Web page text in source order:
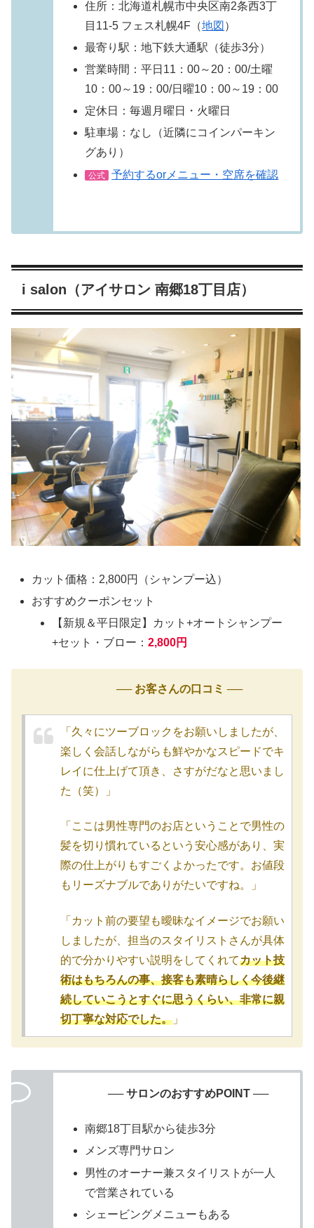
住所：北海道札幌市中央区南2条西3丁
目11-5 フェス札幌4F（地図 ）
最寄り駅：地下鉄大通駅（徒歩3分）
営業時間：平日11：00～20：00/土曜
10：00～19：00/日曜10：00～19：00
定休日：毎週月曜日・火曜日
駐車場：なし（近隣にコインパーキン
グあり）
公式 予約するorメニュー・空席を確認
i salon（アイサロン 南郷18丁目店）
カット価格：2,800円（シャンプー込）
おすすめクーポンセット
【新規＆平日限定】カット+オートシャンプー
+セット・ブロー：2,800円
── お客さんの口コミ ──
「久々にツーブロックをお願いしましたが、
楽しく会話しながらも鮮やかなスピードでキ
レイに仕上げて頂き、さすがだなと思いまし
た（笑）」
「ここは男性専門のお店ということで男性の
髪を切り慣れているという安心感があり、実
際の仕上がりもすごくよかったです。お値段
もリーズナブルでありがたいですね。」
「カット前の要望も曖昧なイメージでお願い
しましたが、担当のスタイリストさんが具体
的で分かりやすい説明をしてくれてカット技
術はもちろんの事、接客も素晴らしく今後継
続していこうとすぐに思うくらい、非常に親
切丁寧な対応でした。 」
── サロンのおすすめPOINT ──
南郷18丁目駅から徒歩3分
メンズ専門サロン
男性のオーナー兼スタイリストが一人
で営業されている
シェービングメニューもある